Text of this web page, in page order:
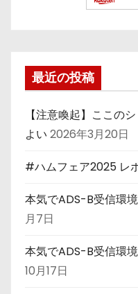
最近の投稿
【注意喚起】ここの
よい 2026年3月20日
#ハムフェア2025 レ
本気でADS-B受信環
月7日
本気でADS-B受信環
10月17日